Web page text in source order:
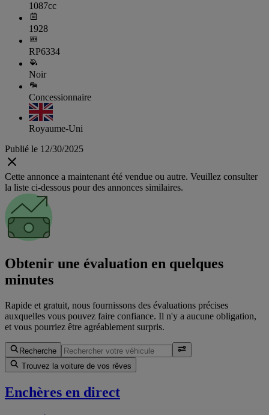
1087cc
1928
RP6334
Noir
Concessionnaire
Royaume-Uni
Publié le 12/30/2025
Cette annonce a maintenant été vendue ou autre. Veuillez consulter
la liste ci-dessous pour des annonces similaires.
Obtenir une évaluation en quelques
minutes
Rapide et gratuit, nous fournissons des évaluations précises
auxquelles vous pouvez faire confiance. Il n'y a aucune obligation,
et vous pourriez être agréablement surpris.
Recherche
Trouvez la voiture de vos rêves
Enchères en direct